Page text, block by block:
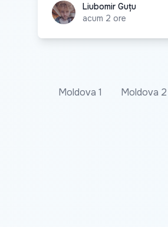
Liubomir Guțu
Liubomir Guțu
acum 2 ore
Moldova 1 Moldova 2